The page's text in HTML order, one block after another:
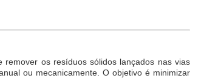
os resíduos sólidos lançados nas vias
ou mecanicamente. O objetivo é minimizar